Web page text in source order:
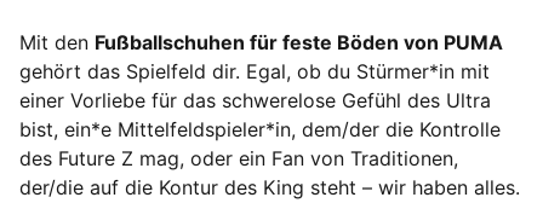
Mit den Fußballschuhen für feste Böden von PUMA
gehört das Spielfeld dir. Egal, ob du Stürmer*in mit
einer Vorliebe für das schwerelose Gefühl des Ultra
bist, ein*e Mittelfeldspieler*in, dem/der die Kontrolle
des Future Z mag, oder ein Fan von Traditionen,
der/die auf die Kontur des King steht – wir haben alles.